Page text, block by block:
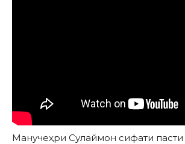
Манучеҳри Сулаймон сифати пасти